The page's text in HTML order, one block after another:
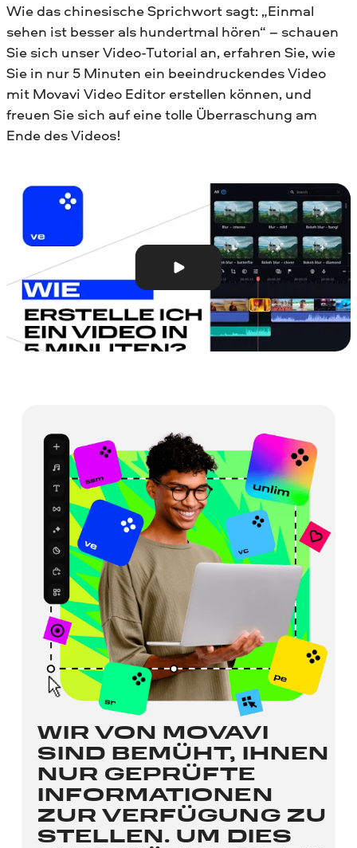
Wie das chinesische Sprichwort sagt: „Einmal
sehen ist besser als hundertmal hören“ – schauen
Sie sich unser Video-Tutorial an, erfahren Sie, wie
Sie in nur 5 Minuten ein beeindruckendes Video
mit Movavi Video Editor erstellen können, und
freuen Sie sich auf eine tolle Überraschung am
Ende des Videos!
WIR VON MOVAVI
SIND BEMÜHT, IHNEN
NUR GEPRÜFTE
INFORMATIONEN
ZUR VERFÜGUNG ZU
STELLEN. UM DIES